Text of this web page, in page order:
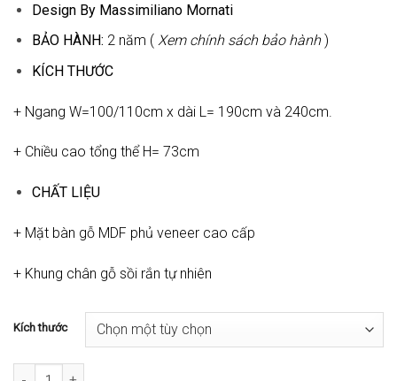
đến
Design By Massimiliano Mornati
BẢO HÀNH: 2 năm ( Xem chính sách bảo hành)
KÍCH THƯỚC
+ Ngang W=100/110cm x dài L= 190cm và 240cm.
+ Chiều cao tổng thể H= 73cm
CHẤT LIỆU
+ Mặt bàn gỗ MDF phủ veneer cao cấp
+ Khung chân gỗ sồi rắn tự nhiên
Kích thước
Bàn Artful Table SG-WT095 số lượng